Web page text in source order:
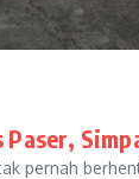
pernah